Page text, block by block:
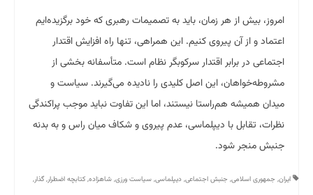
امروز، بیش از هر زمان، باید به تصمیمات رهبری که خود برگزیده‌ایم
اعتماد و از آن پیروی کنیم. این همراهی، تنها راه افزایش اقتدار
اجتماعی در برابر اقتدار سرکوبگر نظام است. متأسفانه بخشی از
مشروطه‌خواهان، این اصل کلیدی را نادیده می‌گیرند. سیاست و
میدان همیشه هم‌راستا نیستند، اما این تفاوت نباید موجب پراکندگی
نظرات، تقابل با دیپلماسی، عدم پیروی و شکاف میان راس و به بدنه
جنبش منجر شود.
ایران, جمهوری اسلامی, جنبش اجتماعی, دیپلماسی, سیاست ورزی, شاهزاده, کتابچه اضطرار, گذار,